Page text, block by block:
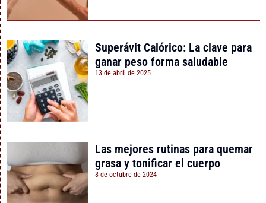
Superávit Calórico: La clave para
ganar peso forma saludable
13 de abril de 2025
Las mejores rutinas para quemar
grasa y tonificar el cuerpo
8 de octubre de 2024